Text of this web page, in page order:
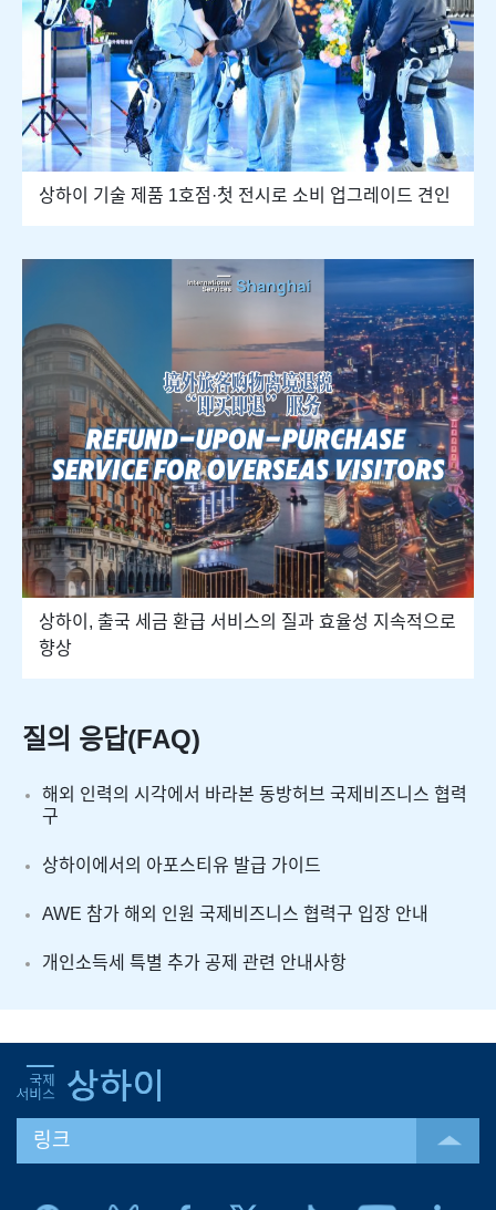
상하이 기술 제품 1호점·첫 전시로 소비 업그레이드 견인
상하이, 출국 세금 환급 서비스의 질과 효율성 지속적으로
향상
질의 응답(FAQ)
해외 인력의 시각에서 바라본 동방허브 국제비즈니스 협력
구
상하이에서의 아포스티유 발급 가이드
AWE 참가 해외 인원 국제비즈니스 협력구 입장 안내
개인소득세 특별 추가 공제 관련 안내사항
링크